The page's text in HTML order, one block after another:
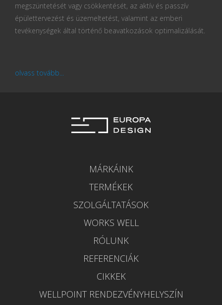
megszüntetését vagy csökkentését, az aktív és passzív
épülettervezést és üzemeltetést, valamint az emberi
tevékenységek által történő beavatkozások optimalizálását.
olvass tovább...
MÁRKÁINK
TERMÉKEK
SZOLGÁLTATÁSOK
WORKS WELL
RÓLUNK
REFERENCIÁK
CIKKEK
WELLPOINT RENDEZVÉNYHELYSZÍN